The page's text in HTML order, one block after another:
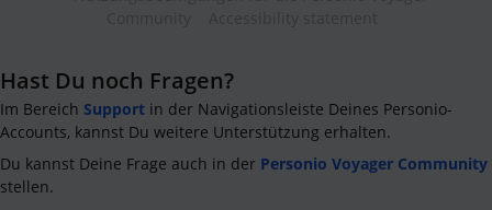
Hast Du noch Fragen?
Im Bereich Support in der Navigationsleiste Deines Personio-
Accounts, kannst Du weitere Unterstützung erhalten.
Du kannst Deine Frage auch in der Personio Voyager Community
stellen.